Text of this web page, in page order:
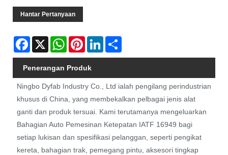
Hantar Pertanyaan
Facebook
X WhatsAppPinterestLinkedIn
Penerangan Produk
Ningbo Dyfab Industry Co., Ltd ialah pengilang perindustrian
khusus di China, yang membekalkan pelbagai jenis alat
ganti dan produk tersuai. Kami terutamanya mengeluarkan
Bahagian Auto Pemesinan Ketepatan IATF 16949 bagi
setiap lukisan dan spesifikasi pelanggan, seperti pengikat
kereta, bahagian trak, pemegang pintu, aksesori tingkap